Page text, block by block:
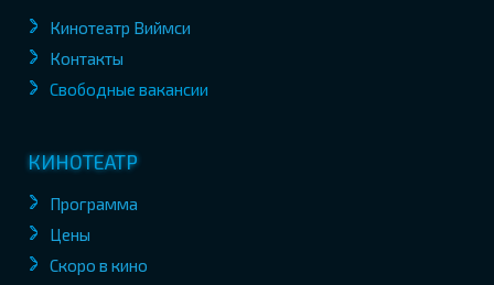
Кинотеатр Виймси
Контакты
Свободные вакансии
КИНОТЕАТР
Программа
Цены
Скоро в кино